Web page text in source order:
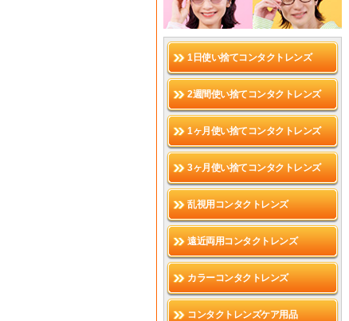
1日使い捨てコンタクトレンズ
2週間使い捨てコンタクトレンズ
1ヶ月使い捨てコンタクトレンズ
3ヶ月使い捨てコンタクトレンズ
乱視用コンタクトレンズ
遠近両用コンタクトレンズ
カラーコンタクトレンズ
コンタクトレンズケア用品